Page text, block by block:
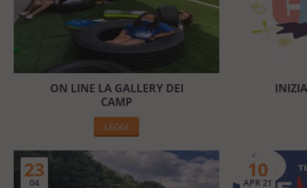
ON LINE LA GALLERY DEI
CAMP
LEGGI
23
04
10
APR 21